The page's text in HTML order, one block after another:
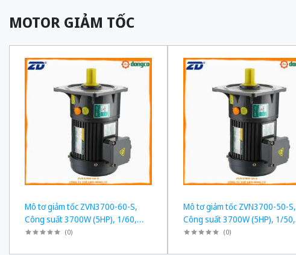
MOTOR GIẢM TỐC
Mô tơ giảm tốc ZVN3700-60-S,
Công suất 3700W (5HP), 1/60,
Chân đế
(0)
Mô tơ giảm tốc ZVN3700-50-S,
Công suất 3700W (5HP), 1/50,
Chân đế
(0)